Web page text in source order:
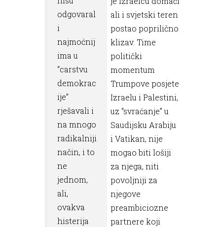
odgovaral
i
najmoćnij
ima u
“carstvu
demokrac
ije”
rješavali i
na mnogo
radikalniji
način, i to
ne
jednom,
ali,
ovakva
histerija
ali i svjetski teren
postao poprilično
klizav. Time
politički
momentum
Trumpove posjete
Izraelu i Palestini,
uz “svraćanje” u
Saudijsku Arabiju
i Vatikan, nije
mogao biti lošiji
za njega, niti
povoljniji za
njegove
preambiciozne
partnere koji